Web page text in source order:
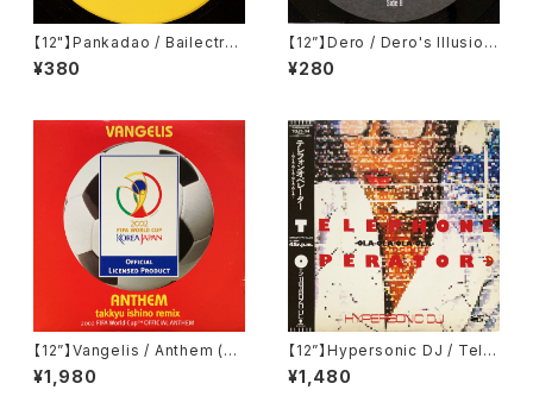
【12"】Pankadao / Bailectro
#1 (bailectro) ‎(BR001)
¥380
【12”】Dero / Dero's Illusion
(Kontor Records) (Kontor5
16)
¥280
【12”】Vangelis / Anthem (Ta
kkyu Ishino Remix) (2002 F
IFA World Cup Official Anth
¥1,980
【12”】Hypersonic DJ / Tele
phone Operator -Ola-Ola-
Ola-Ola- (Eastworld) (TOJ
¥1,480